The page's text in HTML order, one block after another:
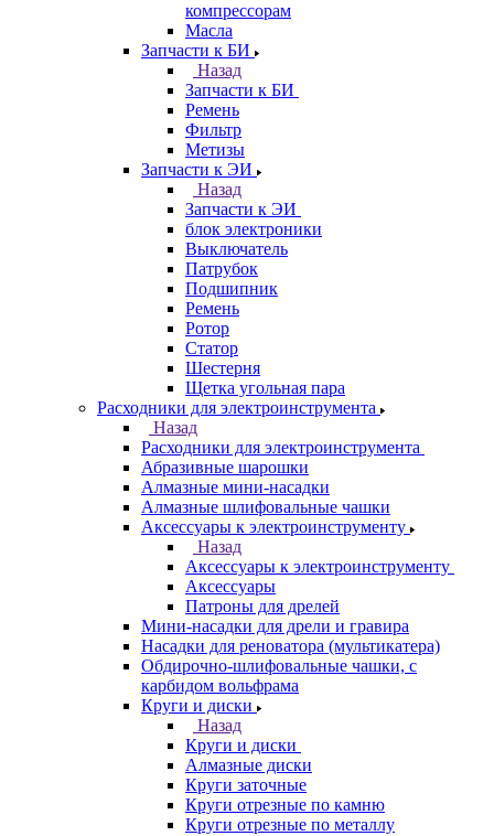
компрессорам
Масла
Запчасти к БИ
Назад
Запчасти к БИ
Ремень
Фильтр
Метизы
Запчасти к ЭИ
Назад
Запчасти к ЭИ
блок электроники
Выключатель
Патрубок
Подшипник
Ремень
Ротор
Статор
Шестерня
Щетка угольная пара
Расходники для электроинструмента
Назад
Расходники для электроинструмента
Абразивные шарошки
Алмазные мини-насадки
Алмазные шлифовальные чашки
Аксессуары к электроинструменту
Назад
Аксессуары к электроинструменту
Аксессуары
Патроны для дрелей
Мини-насадки для дрели и гравира
Насадки для реноватора (мультикатера)
Обдирочно-шлифовальные чашки, с
карбидом вольфрама
Круги и диски
Назад
Круги и диски
Алмазные диски
Круги заточные
Круги отрезные по камню
Круги отрезные по металлу